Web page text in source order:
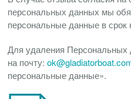
персональных данных мы
персональные данные в срок
Для удаления
на почту:
персональные данные».